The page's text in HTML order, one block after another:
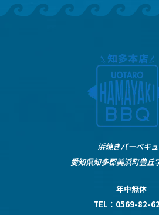
浜焼きバーベキ
愛知県知多郡美浜町豊丘
年中無休
TEL： 0569-82-